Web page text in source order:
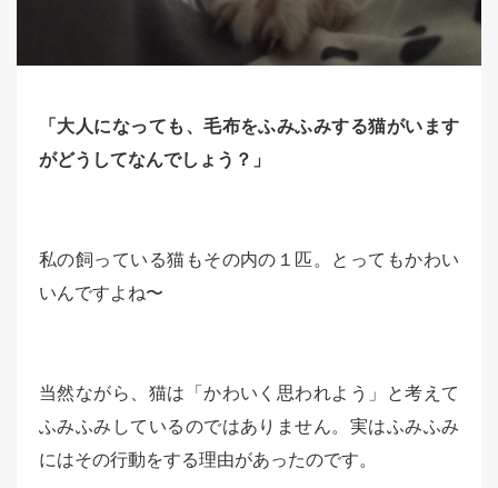
「大人になっても、毛布をふみふみする猫がいます
がどうしてなんでしょう？」
私の飼っている猫もその内の１匹。とってもかわい
いんですよね〜
当然ながら、猫は「かわいく思われよう」と考えて
ふみふみしているのではありません。実はふみふみ
にはその行動をする理由があったのです。